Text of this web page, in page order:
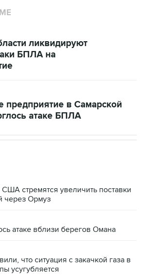
ликвидируют
БПЛА на
в Самарской
атаке БПЛА
США стремятся увеличить поставки
через Ормуз
атаке вблизи берегов Омана
что ситуация с закачкой газа в
усугубляется